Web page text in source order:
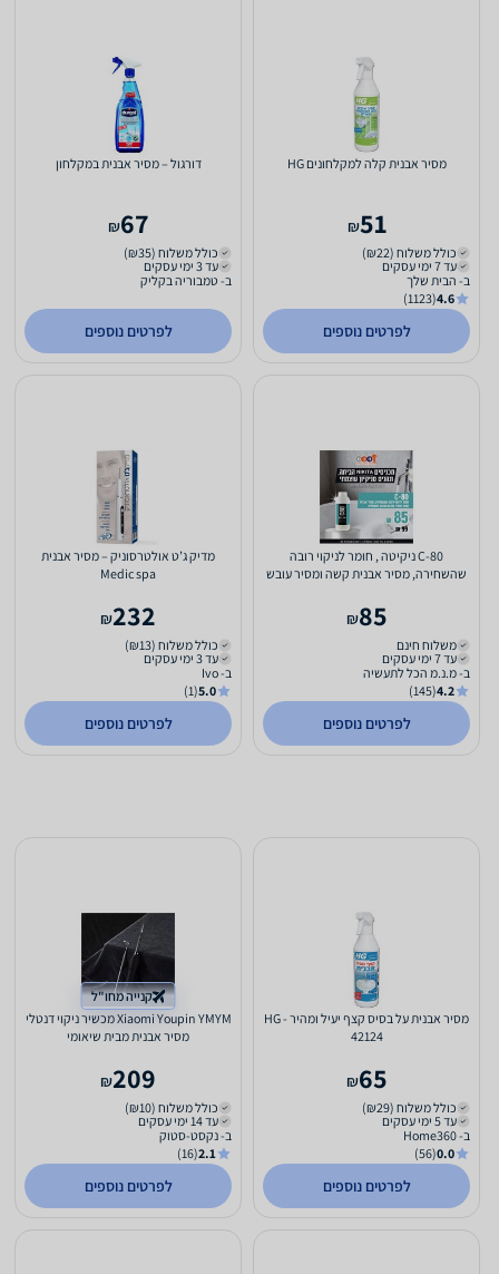
מסיר אבנית קלה למקלחונים HG
51
₪
כולל משלוח (₪22)
עד 7 ימי עסקים
ב- הבית שלך
4.6
(1123)
לפרטים נוספים
דורגול – מסיר אבנית במקלחון
67
₪
כולל משלוח (₪35)
עד 3 ימי עסקים
ב- טמבוריה בקליק
לפרטים נוספים
C-80 ניקיטה , חומר לניקוי רובה
שהשחירה, מסיר אבנית קשה ומסיר עובש
85
₪
משלוח חינם
עד 7 ימי עסקים
ב- מ.נ.מ הכל לתעשיה
4.2
(145)
לפרטים נוספים
מדיק ג’ט אולטרסוניק – מסיר אבנית
Medic spa
232
₪
כולל משלוח (₪13)
עד 3 ימי עסקים
ב- Ivo
5.0
(1)
לפרטים נוספים
מסיר אבנית על בסיס קצף יעיל ומהיר - HG
42124
65
₪
כולל משלוח (₪29)
עד 5 ימי עסקים
ב- Home360
0.0
(56)
לפרטים נוספים
קנייה מחו"ל
Xiaomi Youpin YMYM מכשיר ניקוי דנטלי
מסיר אבנית מבית שיאומי
209
₪
כולל משלוח (₪10)
עד 14 ימי עסקים
ב- נקסט-סטוק
2.1
(16)
לפרטים נוספים